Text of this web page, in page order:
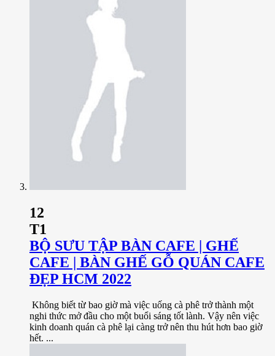
12
T1
BỘ SƯU TẬP BÀN CAFE | GHẾ
CAFE | BÀN GHẾ GỖ QUÁN CAFE
ĐẸP HCM 2022
Không biết từ bao giờ mà việc uống cà phê trở thành một
nghi thức mở đầu cho một buổi sáng tốt lành. Vậy nên việc
kinh doanh quán cà phê lại càng trở nên thu hút hơn bao giờ
hết. ...